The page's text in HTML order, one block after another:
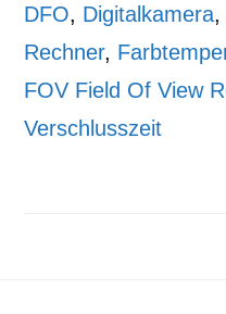
DFO, Digitalkamera,
Rechner,
FOV Field Of View
Verschlusszeit